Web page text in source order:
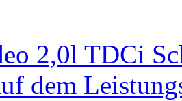
2,0l TDCi
dem